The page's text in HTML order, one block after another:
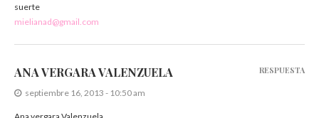
suerte
mielianad@gmail.com
ANA VERGARA VALENZUELA
septiembre 16, 2013 - 10:50 am
RESPUESTA